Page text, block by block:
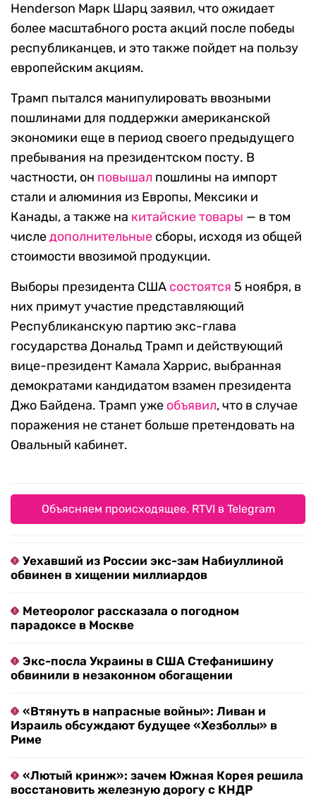
Henderson Марк Шарц заявил, что ожидает
более масштабного роста акций после победы
республиканцев, и это также пойдет на пользу
европейским акциям.
Трамп пытался манипулировать ввозными
пошлинами для поддержки американской
экономики еще в период своего предыдущего
пребывания на президентском посту. В
частности, он повышал пошлины на импорт
стали и алюминия из Европы, Мексики и
Канады, а также на китайские товары — в том
числедополнительные сборы, исходя из общей
стоимости ввозимой продукции.
Выборы президента США состоятся 5 ноября, в
них примут участие представляющий
Республиканскую партию экс-глава
государства Дональд Трамп и действующий
вице-президент Камала Харрис, выбранная
демократами кандидатом взамен президента
Джо Байдена. Трамп уже объявил, что в случае
поражения не станет больше претендовать на
Овальный кабинет.
Объясняем происходящее. RTVI в Telegram
Уехавший из России экс-зам Набиуллиной
обвинен в хищении миллиардов
Метеоролог рассказала о погодном
парадоксе в Москве
Экс-посла Украины в США Стефанишину
обвинили в незаконном обогащении
«Втянуть в напрасные войны»: Ливан и
Израиль обсуждают будущее «Хезболлы» в
Риме
«Лютый кринж»: зачем Южная Корея решила
восстановить железную дорогу с КНДР